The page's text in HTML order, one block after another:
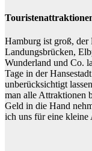
Hamburg ist groß, der
Landungsbrücken,
Wunderland und Co.
Tage in der
unberücksichtigt
man alle Attraktionen
Geld in die Hand
ich uns für eine kleine